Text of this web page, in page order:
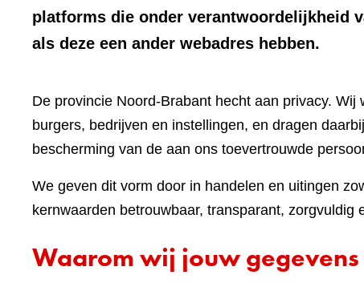
platforms die onder verantwoordelijkheid
als deze een ander webadres hebben.
De provincie Noord-Brabant hecht aan privacy.
burgers, bedrijven en instellingen, en dragen
bescherming van de aan ons toevertrouwde
We geven dit vorm door in handelen en uitingen
kernwaarden betrouwbaar, transparant, zorgvuldig
Waarom wij jouw